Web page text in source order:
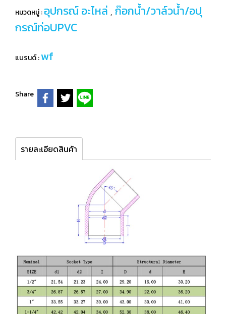
หมวดหมู่ :อุปกรณ์ อะไหล่ , ก๊อกน้ำ/วาล์วน้ำ/อปุ
กรณ์ท่อUPVC
แบรนด์ :wf
Share
รายละเอียดสินค้า